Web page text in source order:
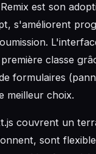
est son
s'améliorent
classe
formulaires
meilleur choix.
couvrent un
sont